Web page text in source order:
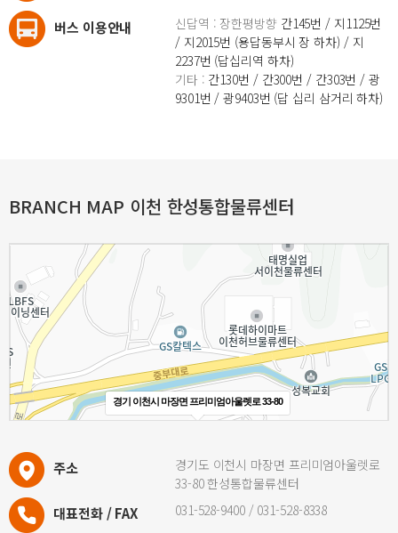
버스 이용안내 신답역 : 장한평방향 간145번 / 지1125번
/ 지2015번 (용답동부시 장 하차) / 지
2237번 (답십리역 하차)
기타 : 간130번 / 간300번 / 간303번 / 광
9301번 / 광9403번 (답 십리 삼거리 하차)
BRANCH MAP 이천 한성통합물류센터
경기 이천시 마장면 프리미엄아울렛로 33-80
주소
경기도 이천시 마장면 프리미엄아울렛로
33-80 한성통합물류센터
대표전화 / FAX 031-528-9400 / 031-528-8338